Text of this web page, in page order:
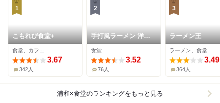
1
こもれび食堂+
食堂、カフェ
3.67
342人
2
手打風ラーメン 洋定
食 ボリューム
食堂
3.52
76人
3
ラーメン王
ラーメン、食堂
3.49
364人
浦和×食堂のランキングをもっと見る